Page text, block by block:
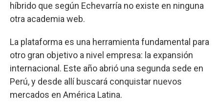
híbrido que según Echevarría no existe en ninguna
otra academia web.
La plataforma es una herramienta fundamental para
otro gran objetivo a nivel empresa: la expansión
internacional. Este año abrió una segunda sede en
Perú, y desde allí buscará conquistar nuevos
mercados en América Latina.